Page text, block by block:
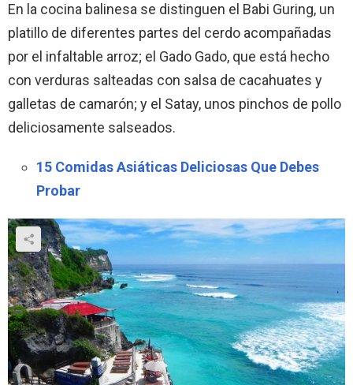
En la cocina balinesa se distinguen el Babi Guring, un
platillo de diferentes partes del cerdo acompañadas
por el infaltable arroz; el Gado Gado, que está hecho
con verduras salteadas con salsa de cacahuates y
galletas de camarón; y el Satay, unos pinchos de pollo
deliciosamente salseados.
15 Comidas Asiáticas Deliciosas Que Debes
Probar